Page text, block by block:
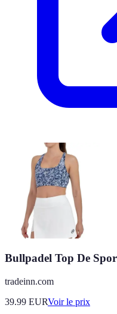
Bullpadel Top De
tradeinn.com
39.99 EURVoir le prix